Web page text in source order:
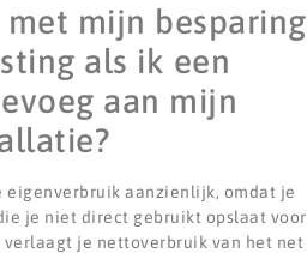
mijn besparing
als ik een
aan mijn
aanzienlijk, omdat je
je niet direct gebruikt opslaat voor
je nettoverbruik van het net